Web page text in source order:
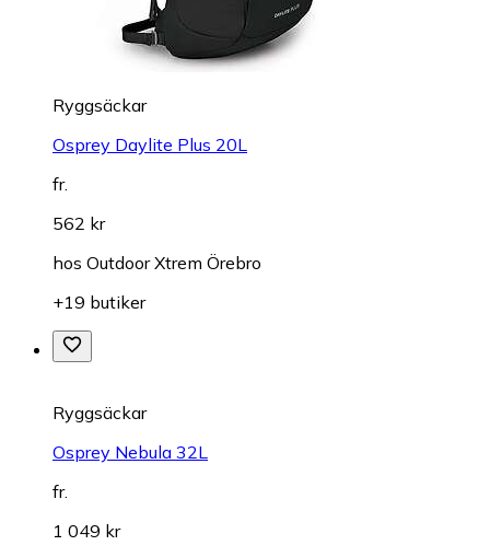
Ryggsäckar
Osprey Daylite Plus 20L
fr.
562 kr
hos Outdoor Xtrem Örebro
+19 butiker
Ryggsäckar
Osprey Nebula 32L
fr.
1 049 kr